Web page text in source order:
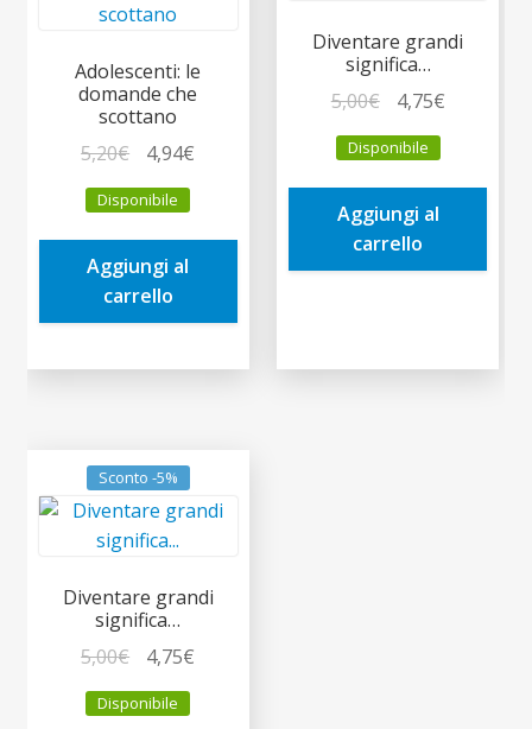
Adolescenti: le
domande che
scottano
5,20€
prezzo
originale
era:
5,20€.
4,94€
è:
Disponibile
Aggiungi al
carrello
Diventare grandi
significa…
5,00€
prezzo
originale
era:
5,00€.
4,75€Il
è:
Disponibile
Aggiungi al
carrello
Sconto -5%
Diventare grandi
significa…
5,00€
prezzo
originale
4,75€
Disponibile